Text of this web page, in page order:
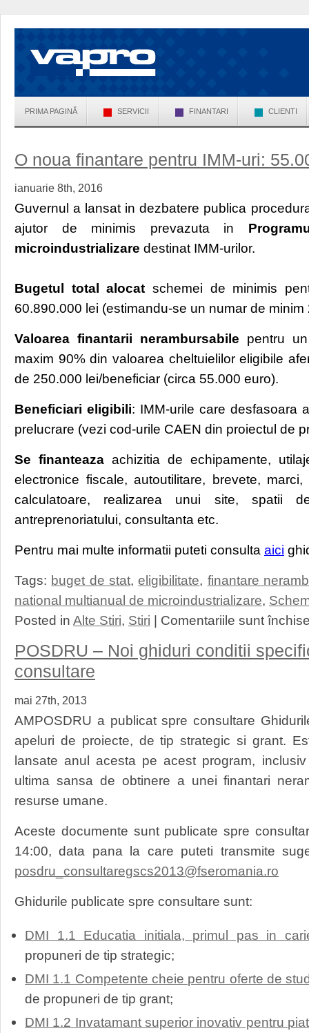
PRIMA PAGINĂ SERVICII FINANTARI CLIENTI
O noua finantare pentru IMM-uri:
ianuarie 8th, 2016
Guvernul a lansat in dezbatere publica
ajutor de minimis prevazuta in
microindustrializare destinat IMM-urilor.
Bugetul total alocat schemei de minimis
60.890.000 lei (estimandu-se un numar de
Valoarea finantarii nerambursabile pentru
maxim 90% din valoarea cheltuielilor eligibile
de 250.000 lei/beneficiar (circa 55.000 euro).
Beneficiari eligibili: IMM-urile care desfasoara
prelucrare (vezi cod-urile CAEN din proiectul de
Se finanteaza achizitia de echipamente,
electronice fiscale, autoutilitare, brevete,
calculatoare, realizarea unui site, spatii
antreprenoriatului, consultanta etc.
Pentru mai multe informatii puteti consulta aici
Tags: buget de stat,eligibilitate, finantare
national multianual de microindustrializare,
Posted in Alte Stiri, Stiri | Comentariile sunt
POSDRU – Noi ghiduri conditii
consultare
mai 27th, 2013
AMPOSDRU a publicat spre consultare
apeluri de proiecte, de tip strategic si grant.
lansate anul acesta pe acest program,
ultima sansa de obtinere a unei finantari
resurse umane.
Aceste documente sunt publicate spre
14:00, data pana la care puteti transmite
posdru_consultaregscs2013@fseromania.ro
Ghidurile publicate spre consultare sunt:
DMI 1.1 Educatia initiala, primul pas in
propuneri de tip strategic;
DMI 1.1 Competente cheie pentru oferte de
de propuneri de tip grant;
DMI 1.2 Invatamant superior inovativ pentru